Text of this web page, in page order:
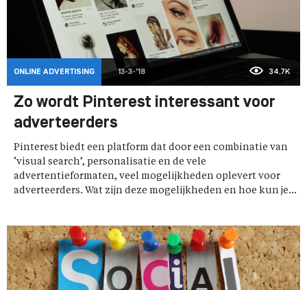
ONLINE ADVERTISING 13-3-'18 34,7K
Zo wordt Pinterest interessant voor
adverteerders
Pinterest biedt een platform dat door een combinatie van
‘visual search’, personalisatie en de vele
advertentieformaten, veel mogelijkheden oplevert voor
adverteerders. Wat zijn deze mogelijkheden en hoe kun je...